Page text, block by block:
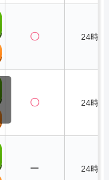
〇 24時間
〇 24時間
ー 24時間